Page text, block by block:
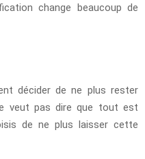
change beaucoup de
décider de ne plus rester
veut pas dire que tout est
de ne plus laisser cette